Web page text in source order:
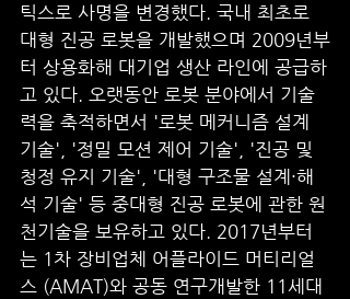
틱스로 사명을 변경했다. 국내 최초로
대형 진공 로봇을 개발했으며 2009년부
터 상용화해 대기업 생산 라인에 공급하
고 있다. 오랫동안 로봇 분야에서 기술
력을 축적하면서 '로봇 메커니즘 설계
기술', '정밀 모션 제어 기술', '진공 및
청정 유지 기술', '대형 구조물 설계·해
석 기술' 등 중대형 진공 로봇에 관한 원
천기술을 보유하고 있다. 2017년부터
는 1차 장비업체 어플라이드 머티리얼
스 (AMAT)와 공동 연구개발한 11세대